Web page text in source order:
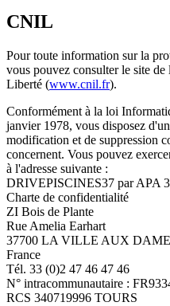
CNIL
Pour toute information sur la
vous pouvez consulter le site
Liberté (www.cnil.fr).
Conformément à la loi
janvier 1978, vous disposez
modification et de suppression
concernent. Vous pouvez
à l'adresse suivante :
DRIVEPISCINES37 par APA
Charte de confidentialité
ZI Bois de Plante
Rue Amelia Earhart
37700 LA VILLE AUX
France
Tél. 33 (0)2 47 46 47 46
N° intracommunautaire :
RCS 340719996 TOURS